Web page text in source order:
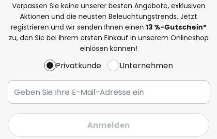
Verpassen Sie keine unserer besten Angebote, exklusiven
Aktionen und die neusten Beleuchtungstrends. Jetzt
registrieren und wir senden Ihnen einen 13 %-Gutschein*
zu, den Sie bei Ihrem ersten Einkauf in unserem Onlineshop
einlösen können!
Privatkunde Unternehmen
Anmelden